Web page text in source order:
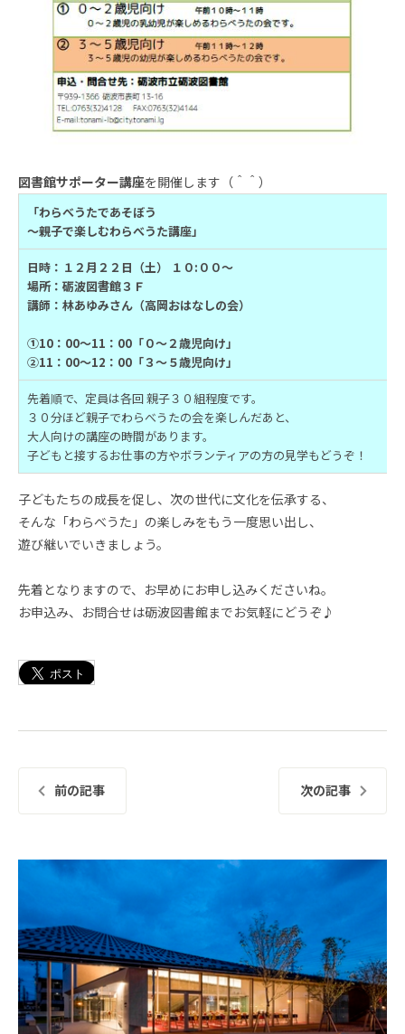
図書館サポーター講座を開催します（＾＾）
「わらべうたであそぼう
～親子で楽しむわらべうた講座」
日時：１２月２２日（土） １０:００～
場所：砺波図書館３Ｆ
講師：林あゆみさん（高岡おはなしの会）
①10：00～11：00「０～２歳児向け」
②11：00～12：00「３～５歳児向け」
先着順で、定員は各回 親子３０組程度です。
３０分ほど親子でわらべうたの会を楽しんだあと、
大人向けの講座の時間があります。
子どもと接するお仕事の方やボランティアの方の見学もどうぞ！
子どもたちの成長を促し、次の世代に文化を伝承する、
そんな「わらべうた」の楽しみをもう一度思い出し、
遊び継いでいきましょう。
先着となりますので、お早めにお申し込みくださいね。
お申込み、お問合せは砺波図書館までお気軽にどうぞ♪
前の記事 次の記事